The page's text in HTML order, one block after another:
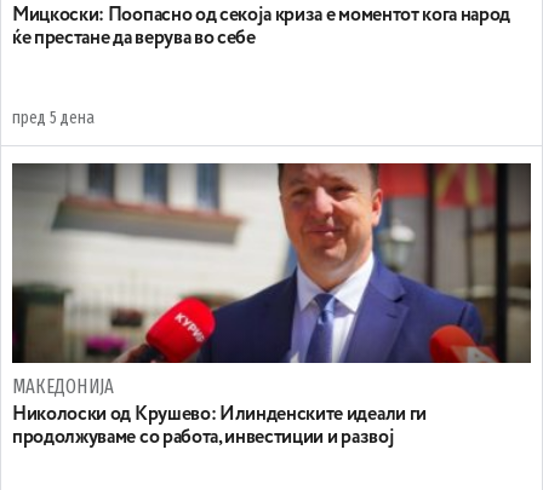
Мицкоски: Поопасно од секоја криза е моментот кога народ
ќе престане да верува во себе
пред 5 дена
МАКЕДОНИЈА
Николоски од Крушево: Илинденските идеали ги
продолжуваме со работа, инвестиции и развој